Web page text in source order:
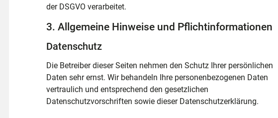
der DSGVO verarbeitet.
3. Allgemeine Hinweise und Pflichtinformationen
Datenschutz
Die Betreiber dieser Seiten nehmen den Schutz Ihrer persönlichen
Daten sehr ernst. Wir behandeln Ihre personenbezogenen Daten
vertraulich und entsprechend den gesetzlichen
Datenschutzvorschriften sowie dieser Datenschutzerklärung.